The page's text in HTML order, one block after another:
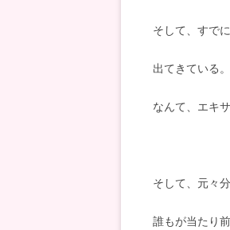
そして、すで
出てきている。
なんて、エキ
そして、元々
誰もが当たり